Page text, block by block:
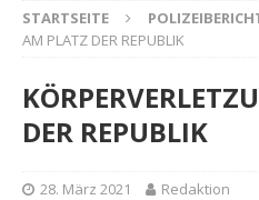
STARTSEITE
AM PLATZ DER REPUBLIK
DER REPUBLIK
28. März 2021 Redaktion